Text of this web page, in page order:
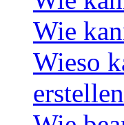
Wie
Wieso